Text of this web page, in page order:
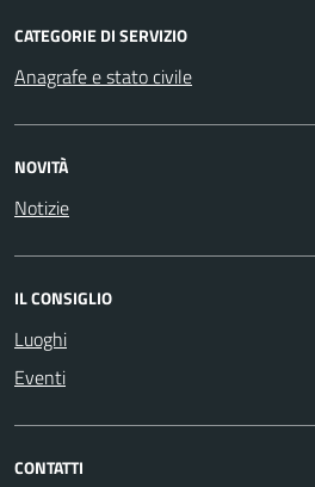
CATEGORIE DI SERVIZIO
Anagrafe e stato civile
NOVITÀ
Notizie
IL CONSIGLIO
Luoghi
Eventi
CONTATTI